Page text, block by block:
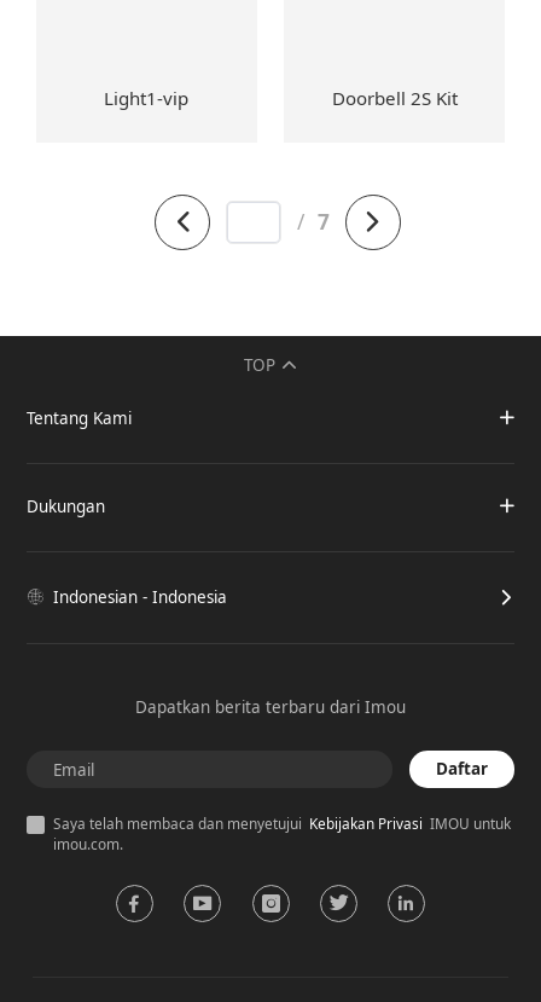
Light1-vip Doorbell 2S Kit
/ 7
TOP
Tentang Kami
Dukungan
Indonesian - Indonesia
Dapatkan berita terbaru dari Imou
Daftar
Saya telah membaca dan menyetujui Kebijakan PrivasiIMOU untuk
imou.com.